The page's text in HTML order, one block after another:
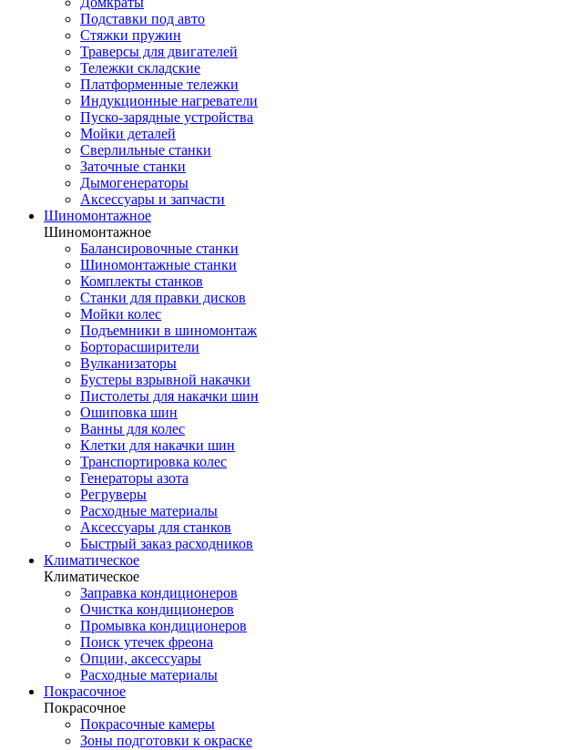
Подставки под авто
Стяжки пружин
Траверсы для двигателей
Тележки складские
Платформенные тележки
Индукционные нагреватели
Пуско-зарядные устройства
Мойки деталей
Сверлильные станки
Заточные станки
Дымогенераторы
Аксессуары и запчасти
Шиномонтажное
Шиномонтажное
Балансировочные станки
Шиномонтажные станки
Комплекты станков
Станки для правки дисков
Мойки колес
Подъемники в шиномонтаж
Борторасширители
Вулканизаторы
Бустеры взрывной накачки
Пистолеты для накачки шин
Ошиповка шин
Ванны для колес
Клетки для накачки шин
Транспортировка колес
Генераторы азота
Регруверы
Расходные материалы
Аксессуары для станков
Быстрый заказ расходников
Климатическое
Климатическое
Заправка кондиционеров
Очистка кондиционеров
Промывка кондиционеров
Поиск утечек фреона
Опции, аксессуары
Расходные материалы
Покрасочное
Покрасочное
Покрасочные камеры
Зоны подготовки к окраске